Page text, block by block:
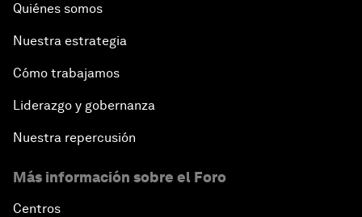
Quiénes somos
Nuestra estrategia
Cómo trabajamos
Liderazgo y gobernanza
Nuestra repercusión
Más información sobre el Foro
Centros